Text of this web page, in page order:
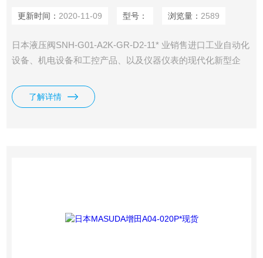
更新时间： 2020-11-09 型号： 浏览量： 2589
日本液压阀SNH-G01-A2K-GR-D2-11* 业销售进口工业自动化
设备、机电设备和工控产品、以及仪器仪表的现代化新型企
压.日本TAISEI KOGYO大生工业，REXROTH力士乐、
MASUDA增田制作、Parker派克液压等系列产品。 日本液压
了解详情